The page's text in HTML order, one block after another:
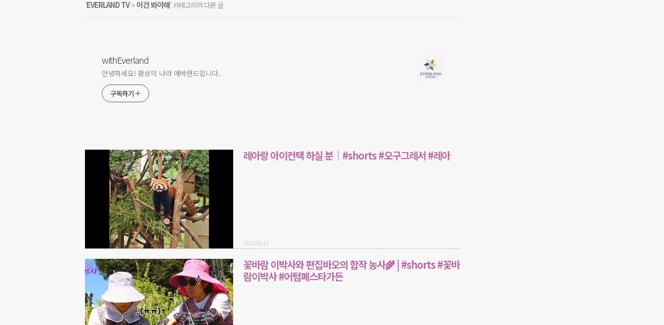
'EVERLAND TV> 이건 봐야해' 카테고리의 다른 글
withEverland
안녕하세요! 환상의 나라 에버랜드입니다.
구독하기
레아랑 아이컨택 하실 분｜#shorts #오구그레서 #레아
2024.09.10
꽃바람 이박사와 편집바오의 합작 농사🌾 | #shorts #꽃바
람이박사 #어텀페스타가든